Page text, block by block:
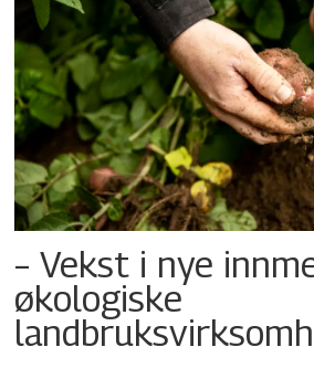
– Vekst i nye
økologiske